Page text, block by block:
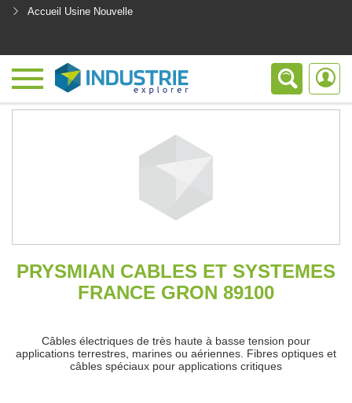
Accueil Usine Nouvelle
PRYSMIAN CABLES ET SYSTEMES
FRANCE GRON 89100
Câbles électriques de très haute à basse tension pour
applications terrestres, marines ou aériennes. Fibres optiques et
câbles spéciaux pour applications critiques